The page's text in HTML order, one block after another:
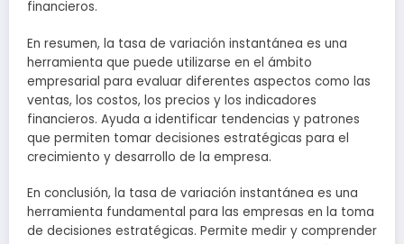
financieros.
En resumen, la tasa de variación instantánea es una
herramienta que puede utilizarse en el ámbito
empresarial para evaluar diferentes aspectos como las
ventas, los costos, los precios y los indicadores
financieros. Ayuda a identificar tendencias y patrones
que permiten tomar decisiones estratégicas para el
crecimiento y desarrollo de la empresa.
En conclusión, la tasa de variación instantánea es una
herramienta fundamental para las empresas en la toma
de decisiones estratégicas. Permite medir y comprender